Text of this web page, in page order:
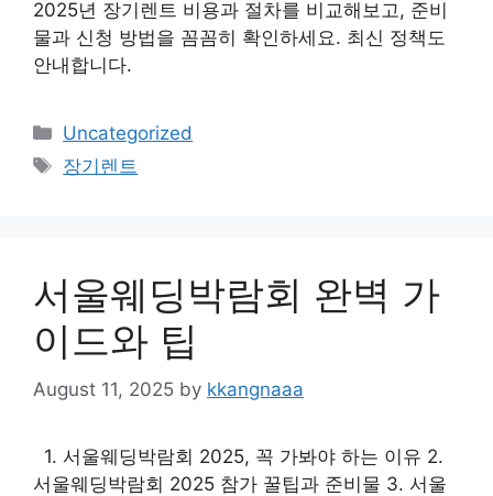
2025년 장기렌트 비용과 절차를 비교해보고, 준비
물과 신청 방법을 꼼꼼히 확인하세요. 최신 정책도
안내합니다.
Categories
Uncategorized
Tags
장기렌트
서울웨딩박람회 완벽 가
이드와 팁
August 11, 2025 by kkangnaaa
1. 서울웨딩박람회 2025, 꼭 가봐야 하는 이유 2.
서울웨딩박람회 2025 참가 꿀팁과 준비물 3. 서울